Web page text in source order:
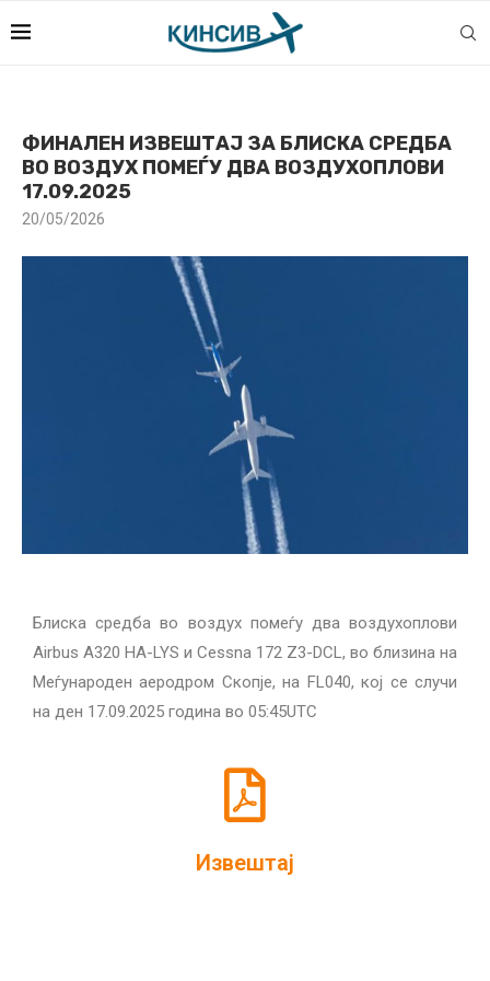
ФИНАЛЕН ИЗВЕШТАЈ ЗА БЛИСКА СРЕДБА
ВО ВОЗДУХ ПОМЕЃУ ДВА ВОЗДУХОПЛОВИ
17.09.2025
20/05/2026
Блиска средба во воздух помеѓу два воздухоплови
Airbus A320 HA-LYS и Cessna 172 Z3-DCL, во близина на
Меѓународен аеродром Скопје, на FL040,кој се случи
на ден 17.09.2025 година во 05:45UTC
Извештај